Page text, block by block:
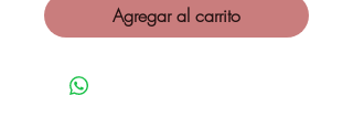
Agregar al carrito